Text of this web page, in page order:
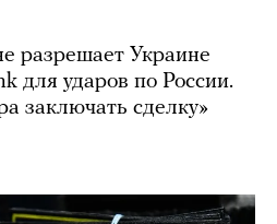
разрешает Украине
для ударов по России.
заключать сделку»